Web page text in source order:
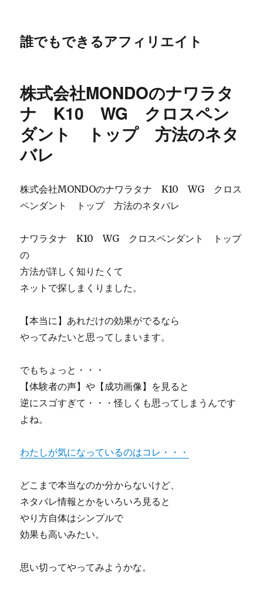
誰でもできるアフィリエイト
株式会社MONDOのナワラタ
ナ K10 WG クロスペン
ダント トップ 方法のネタ
バレ
株式会社MONDOのナワラタナ K10 WG クロス
ペンダント トップ 方法のネタバレ
ナワラタナ K10 WG クロスペンダント トップ
の
方法が詳しく知りたくて
ネットで探しまくりました。
【本当に】あれだけの効果がでるなら
やってみたいと思ってしまいます。
でもちょっと・・・
【体験者の声】や【成功画像】を見ると
逆にスゴすぎて・・・怪しくも思ってしまうんです
よね。
わたしが気になっているのはコレ・・・
どこまで本当なのか分からないけど、
ネタバレ情報とかをいろいろ見ると
やり方自体はシンプルで
効果も高いみたい。
思い切ってやってみようかな。